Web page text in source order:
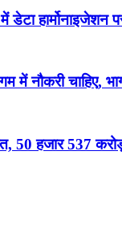
में डेटा
में नौकरी चाहिए,
50 हजार 537